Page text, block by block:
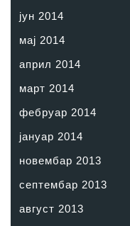
јун 2014
мај 2014
април 2014
март 2014
фебруар 2014
јануар 2014
новембар 2013
септембар 2013
август 2013